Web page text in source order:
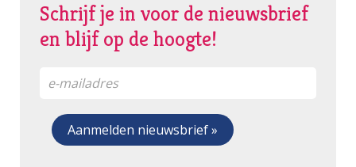
Schrijf je in voor de nieuwsbrief
en blijf op de hoogte!